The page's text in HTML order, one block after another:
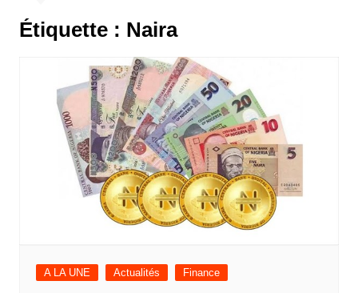
Étiquette : Naira
A LA UNE Actualités Finance